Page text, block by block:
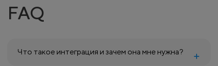
FAQ
Что такое интеграция и зачем она мне нужна?